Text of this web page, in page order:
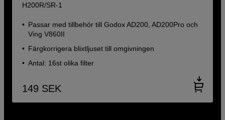
H200R/SR-1
Passar med tillbehör till Godox AD200, AD200Pro och
Ving V860II
Färgkorrigera blixtljuset till omgivningen
Antal: 16st olika filter
149 SEK